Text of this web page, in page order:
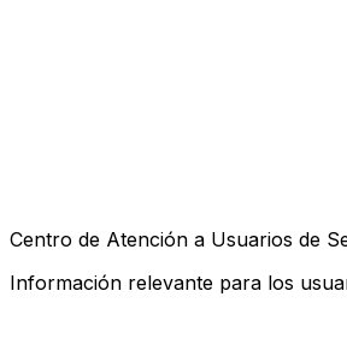
Centro de Atención a Usuarios de
Información relevante para los